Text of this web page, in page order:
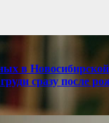
в
сразу после